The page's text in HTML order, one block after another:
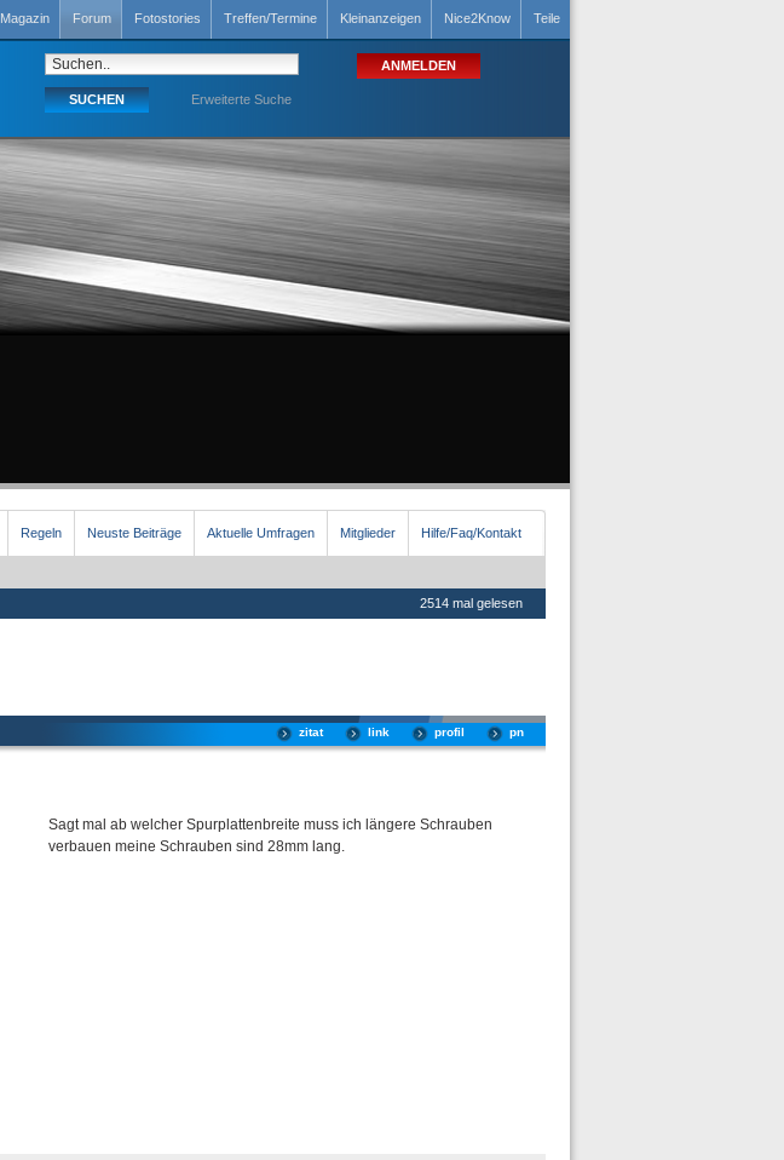
Magazin Forum Fotostories Treffen/Termine Kleinanzeigen Nice2Know Teile
Erweiterte Suche
Regeln Neuste Beiträge Aktuelle Umfragen Mitglieder Hilfe/Faq/Kontakt
2514 mal gelesen
pn
profil
link
zitat
Sagt mal ab welcher Spurplattenbreite muss ich längere Schrauben
verbauen meine Schrauben sind 28mm lang.